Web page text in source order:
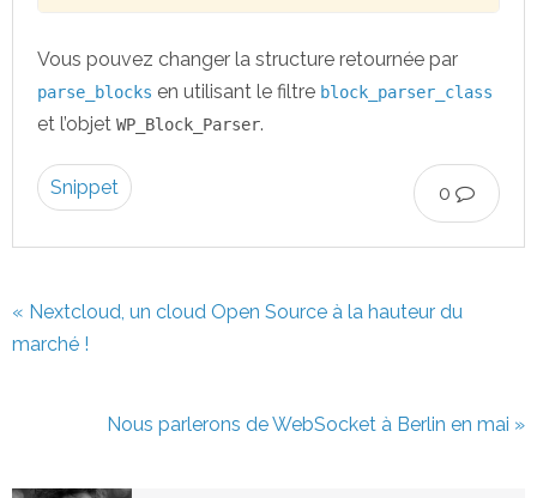
Vous pouvez changer la structure retournée par
parse_blocks en utilisant le filtre block_parser_class
et l’objet WP_Block_Parser.
0
Snippet
« Nextcloud, un cloud Open Source à la hauteur du
marché !
Nous parlerons de WebSocket à Berlin en mai »